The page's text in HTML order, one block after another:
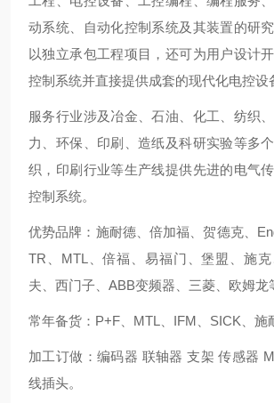
动系统、自动化控制系统及其装置的研
以独立承包工程项目，还可为用户设计
控制系统并直接提供成套的现代化电控设
服务行业涉及冶金、石油、化工、纺织
力、环保、印刷、造纸及科研实验等多
织，印刷行业等生产线提供先进的电气
控制系统。
优势品牌：施耐德、倍加福、贺德克、
TR、MTL、倍福、易福门、堡盟、施
夫、西门子、ABB变频器、三菱、欧姆龙
常年备货：P+F、MTL、IFM、SICK、施
加工订做：编码器 联轴器 支架 传感器
线插头。